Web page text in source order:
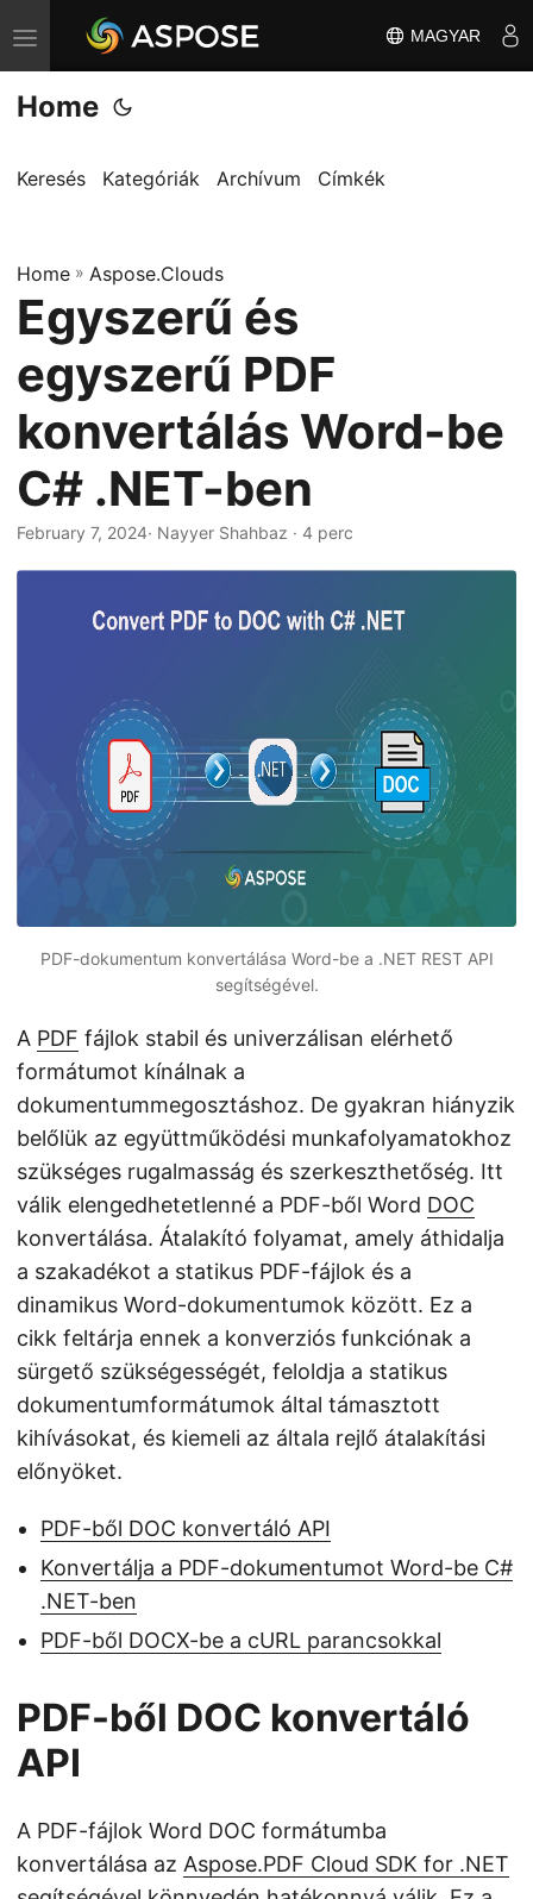
T
o
g
l
a
v
i
g
t
i
o
n
MAGYAR
Home
Keresés Kategóriák Archívum Címkék
Home » Aspose.Clouds
Egyszerű és
egyszerű PDF
konvertálás Word-be
C# .NET-ben
February 7, 2024· Nayyer Shahbaz · 4 perc
PDF-dokumentum konvertálása Word-be a .NET REST API
segítségével.
A PDF fájlok stabil és univerzálisan elérhető
formátumot kínálnak a
dokumentummegosztáshoz. De gyakran hiányzik
belőlük az együttműködési munkafolyamatokhoz
szükséges rugalmasság és szerkeszthetőség. Itt
válik elengedhetetlenné a PDF-ből Word DOC
konvertálása. Átalakító folyamat, amely áthidalja
a szakadékot a statikus PDF-fájlok és a
dinamikus Word-dokumentumok között. Ez a
cikk feltárja ennek a konverziós funkciónak a
sürgető szükségességét, feloldja a statikus
dokumentumformátumok által támasztott
kihívásokat, és kiemeli az általa rejlő átalakítási
előnyöket.
PDF-ből DOC konvertáló API
Konvertálja a PDF-dokumentumot Word-be C#
.NET-ben
PDF-ből DOCX-be a cURL parancsokkal
PDF-ből DOC konvertáló
API
A PDF-fájlok Word DOC formátumba
konvertálása az Aspose.PDF Cloud SDK for .NET